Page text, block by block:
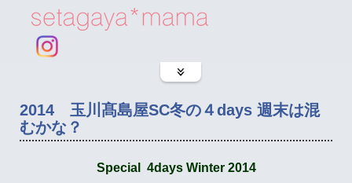
2014 玉川髙島屋SC冬の４days 週末は混
むかな？
Special 4days Winter 2014